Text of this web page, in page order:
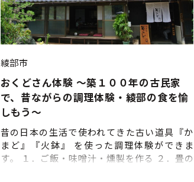
り方の説明（約5分） ④織る（約20分） ⑤解
散（約5分） ※上記の流れは目安です。 当日
の状況によって流れが変更になる場合があり
綾部市
おくどさん体験 ～築１００年の古民家
で、昔ながらの調理体験・綾部の食を愉
しもう～
昔の日本の生活で使われてきた古い道具『か
まど』『火鉢』 を使った調理体験ができま
す。 １．ご飯・味噌汁・燻製を作る ２．畳の